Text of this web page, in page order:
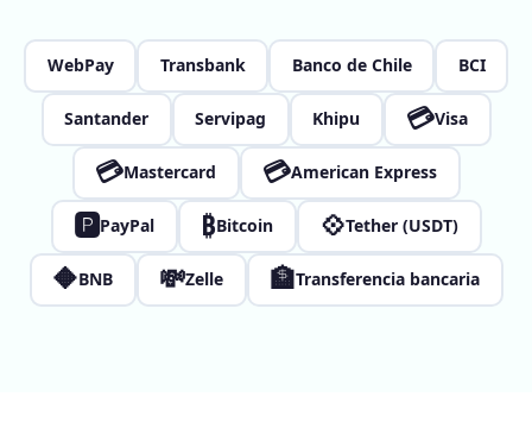
WebPay Transbank Banco de Chile BCI
Santander Servipag Khipu 💳Visa
💳Mastercard 💳American Express
🅿PayPal ₿Bitcoin 💠Tether (USDT)
🔶BNB 💸Zelle 🏦Transferencia bancaria